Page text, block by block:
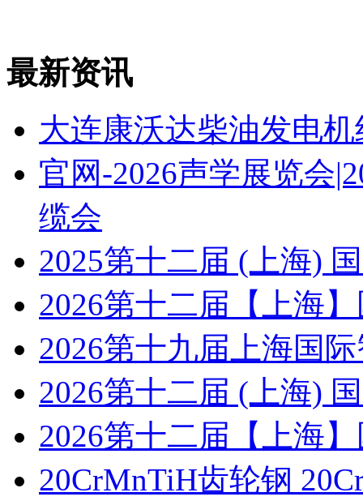
最新资讯
大连康沃达柴油发电机
官网-2026声学展览会
缆会
2025第十二届 (上海)
2026第十二届【上海
2026第十九届上海国
2026第十二届 (上海)
2026第十二届【上海
20CrMnTiH齿轮钢